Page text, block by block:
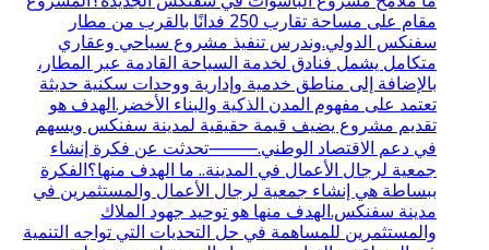
مقام على مساحة تقارب 250 فدانًا بالقرب من مطار
سفنكس الدولي.وندرس تنفيذ مشروع سياحي وعقاري
متكامل يشمل فنادق لخدمة السياحة القادمة عبر المطار،
بالإضافة إلى مناطق خدمية وإدارية ووحدات سكنية حديثة
تعتمد على مفهوم المدن الذكية والبناء الأخضر.الهدف هو
تقديم مشروع يضيف قيمة حقيقية لمدينة سفنكس ويسهم
في دعم الاقتصاد الوطني.⸻تحدثت عن فكرة إنشاء
جمعية لرجال الأعمال في المدينة.. ما الهدف منها؟الفكرة
ببساطة هي إنشاء جمعية لرجال الأعمال والمستثمرين في
مدينة سفنكس.الهدف منها هو توحيد جهود الملاك
والمستثمرين للمساهمة في حل التحديات التي تواجه التنمية